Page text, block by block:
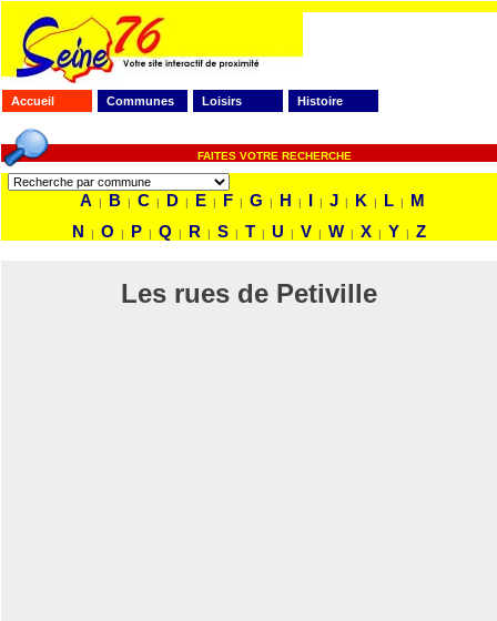
Accueil Communes Loisirs Histoire
FAITES VOTRE RECHERCHE
A | B | C | D | E | F | G | H | I | J | K | L |
M
N
| O | P | Q | R | S | T | U | V | W | X | Y | Z
Les rues de Petiville